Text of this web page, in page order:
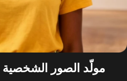
مولّد الصور الشخصية